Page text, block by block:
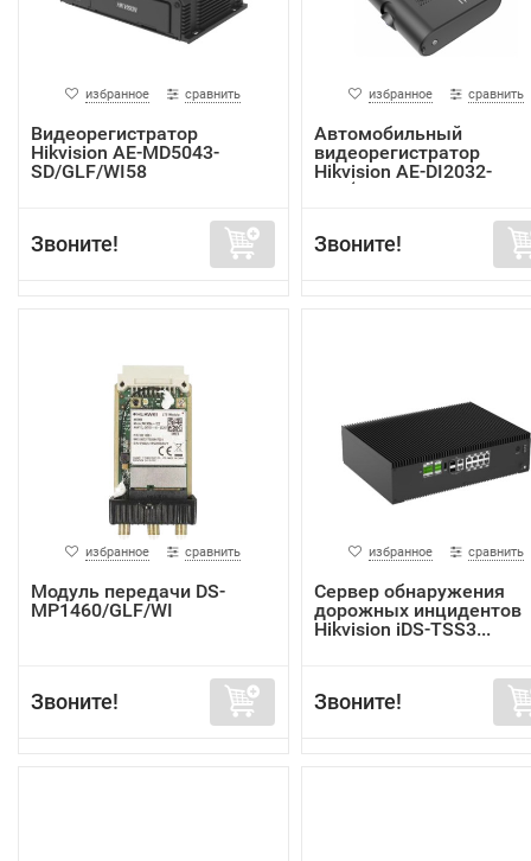
избранное сравнить
Видеорегистратор
Hikvision AE-MD5043-
SD/GLF/WI58
Звоните!
избранное сравнить
Автомобильный
видеорегистратор
Hikvision AE-DI2032-
G40(In...
Звоните!
избранное сравнить
Модуль передачи DS-
MP1460/GLF/WI
Звоните!
избранное сравнить
Сервер обнаружения
дорожных инцидентов
Hikvision iDS-TSS3...
Звоните!